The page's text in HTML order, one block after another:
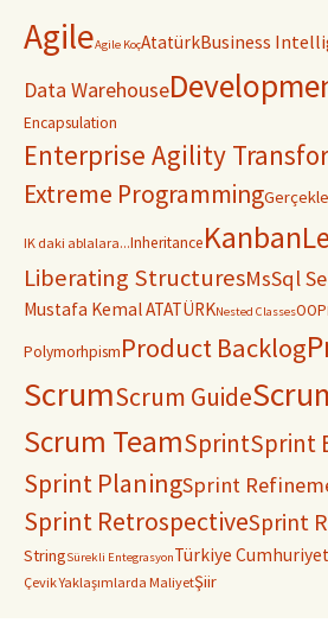
AgileAgile KoçAtatürkBusiness
Data Warehouse
Encapsulation
Enterprise Agility
Extreme Programming
IK daki ablalara...InheritanceKanban
Liberating StructuresMsSql
Mustafa Kemal ATATÜRKNested ClassesOOP
PolymorhpismProduct Backlog
ScrumScrum Guide
Scrum TeamSprintSprint
Sprint PlaningSprint
Sprint RetrospectiveSprint
StringSürekli EntegrasyonTürkiye
Çevik Yaklaşımlarda MaliyetŞiir